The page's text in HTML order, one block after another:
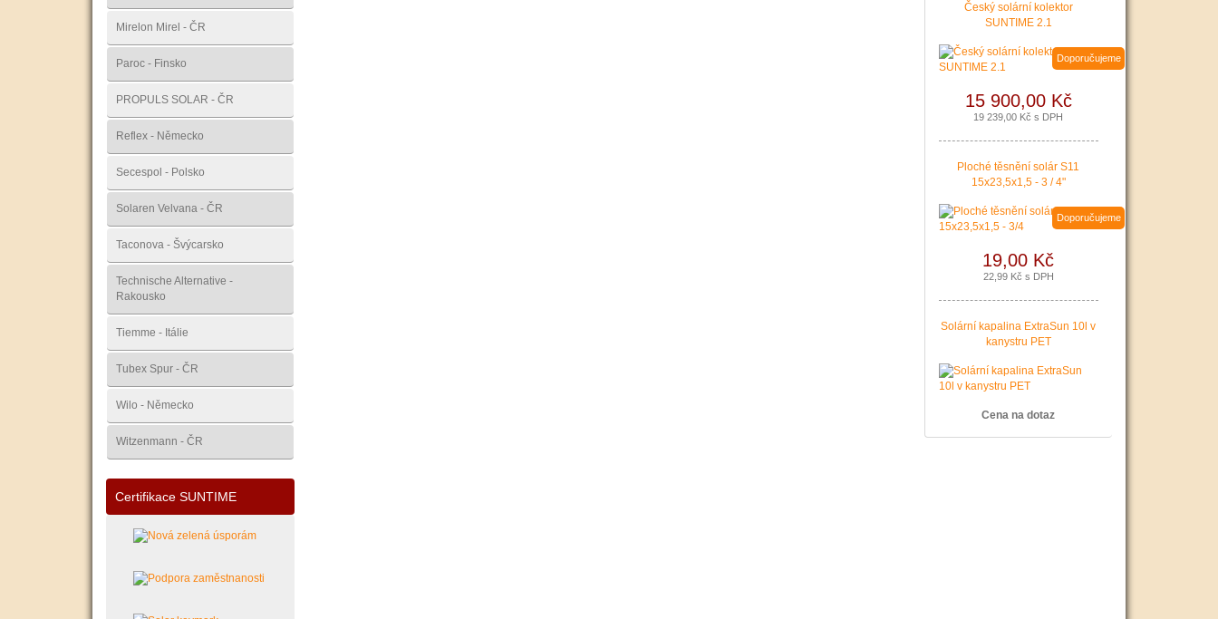
Mirelon Mirel - ČR
Paroc - Finsko
PROPULS SOLAR - ČR
Reflex - Německo
Secespol - Polsko
Solaren Velvana - ČR
Taconova - Švýcarsko
Technische Alternative -
Rakousko
Tiemme - Itálie
Tubex Spur - ČR
Wilo - Německo
Witzenmann - ČR
Certifikace SUNTIME
Český solární kolektor
SUNTIME 2.1
Doporučujeme
15 900,00 Kč
19 239,00 Kč s DPH
Ploché těsnění solár S11
15x23,5x1,5 - 3 / 4"
Doporučujeme
19,00 Kč
22,99 Kč s DPH
Solární kapalina ExtraSun 10l v
kanystru PET
Cena na dotaz